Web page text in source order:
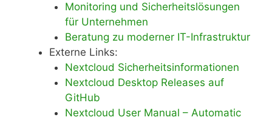
Monitoring und Sicherheitslösungen
für Unternehmen
Beratung zu moderner IT-Infrastruktur
Externe Links:
Nextcloud Sicherheitsinformationen
Nextcloud Desktop Releases auf
GitHub
Nextcloud User Manual – Automatic